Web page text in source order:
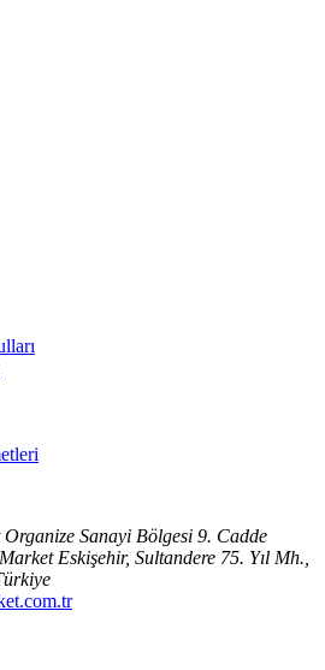
Sanayi Bölgesi 9. Cadde
Eskişehir, Sultandere 75. Yıl Mh.,